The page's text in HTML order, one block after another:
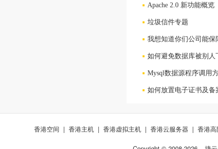
Apache 2.0 新功能概览
垃圾信件专题
我想知道你们公司能
如何避免数据库被别人
Mysql数据源程序调用
如何放置电子证书及备
香港空间 | 香港主机 | 香港虚拟主机 | 香港云服务器 | 香港